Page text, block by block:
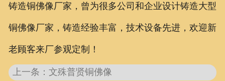
铸造铜佛像厂家，曾为很多公司和企业设计铸造大型
铜佛像厂家 ，铸造经验丰富，技术设备先进，欢迎新
老顾客来厂参观定制！
上一条：文殊普贤铜佛像